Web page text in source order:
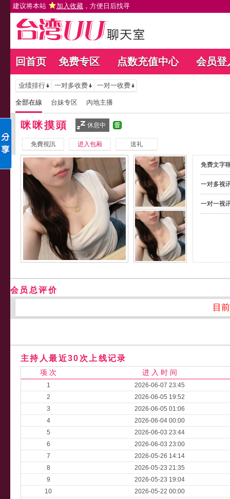
建议将本站 加入收藏 ，方便日后找寻
回首页 免费专区 点数充值中心 会员登
业绩排行 一对多收费 一对一收费
全部在線 台妹专区 內地主播
咪咪摸頭 休息中
免費視訊 进入包厢 送礼
免费文字
一对多视
一对一视
会员总评价
目
主持人最近30次上线记录
项 次 进 入 时 间
1
2026-06-07 23:45
2
2026-06-05 19:52
3
2026-06-05 01:06
4
2026-06-04 00:00
5
2026-06-03 23:44
6
2026-06-03 23:00
7
2026-05-26 14:14
8
2026-05-23 21:35
9
2026-05-23 19:04
10
2026-05-22 00:00